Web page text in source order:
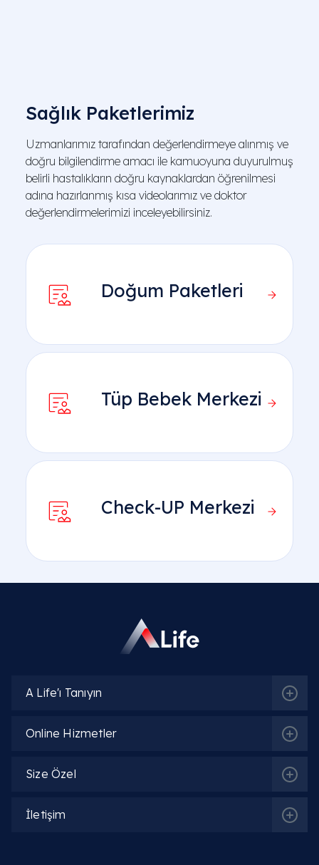
Sağlık Paketlerimiz
Uzmanlarımız tarafından değerlendirmeye alınmış ve
doğru bilgilendirme amacı ile kamuoyuna duyurulmuş
belirli hastalıkların doğru kaynaklardan öğrenilmesi
adına hazırlanmış kısa videolarımız ve doktor
değerlendirmelerimizi inceleyebilirsiniz.
Doğum Paketleri
Tüp Bebek Merkezi
Check-UP Merkezi
A Life'ı Tanıyın
Online Hizmetler
Size Özel
İletişim